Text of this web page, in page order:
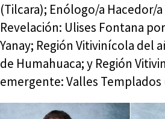
(Tilcara); Enólogo/a Hacedor/
Revelación: Ulises Fontana
Yanay; Región Vitivinícola del
de Humahuaca; y Región
emergente: Valles